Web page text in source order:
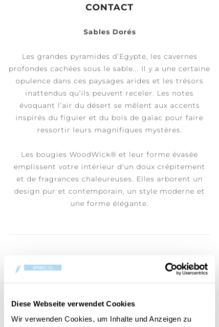
Diese Webseite verwendet Cookies
Wir verwenden Cookies, um Inhalte und Anzeigen zu
CONTACT
Sables Dorés
Les grandes pyramides d’Egypte, les cavernes
profondes cachées sous le sable... Il y a une certaine
opulence dans ces paysages arides et les trésors
inattendus qu’ils peuvent receler. Les notes
évoquant l’air du désert se mêlent aux accents
inspirés du figuier et du bois de gaïac pour faire
ressortir leurs magnifiques mystères.
Les bougies WoodWick® et leur forme évasée
emplissent votre intérieur d'un doux crépitement
et de fragrances chaleureuses. Elles arborent un
design pur et contemporain, un style moderne et
une forme élégante.
LES CLIENTS AYANT ACHETÉ CET
ARTICLE ONT ÉGALEMENT